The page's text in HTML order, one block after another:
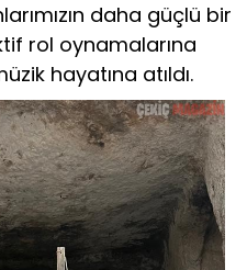
daha güçlü bir
rol oynamalarına
hayatına atıldı.